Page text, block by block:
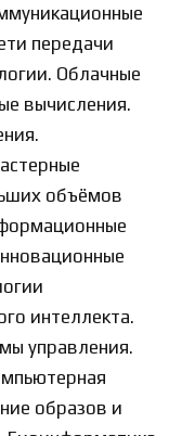
передачи
Облачные
вычисления.
объёмов
интеллекта.
управления.
образов и